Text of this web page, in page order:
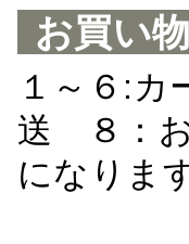
お買い
１～６:
送 ８：
になりま